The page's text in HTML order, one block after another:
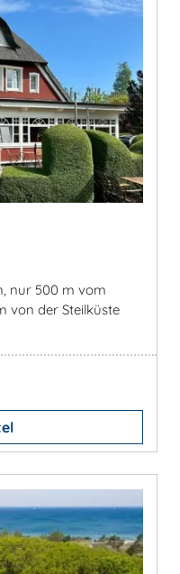
nur 500 m vom
von der Steilküste